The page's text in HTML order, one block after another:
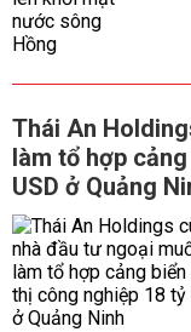
Thái An
làm tổ hợp
USD ở Quảng